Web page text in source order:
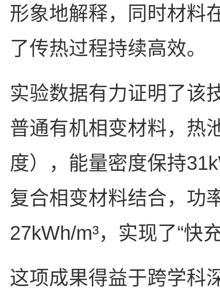
形象地解释，同时材料
了传热过程持续高效。
实验数据有力证明了该
普通有机相变材料，热
度），能量密度保持
复合相变材料结合，功
27kWh/m³，实现了“快
这项成果得益于跨学科